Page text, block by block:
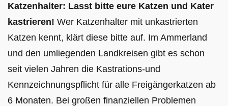
Katzenhalter: Lasst bitte eure Katzen und Kater
kastrieren! Wer Katzenhalter mit unkastrierten
Katzen kennt, klärt diese bitte auf. Im Ammerland
und den umliegenden Landkreisen gibt es schon
seit vielen Jahren die Kastrations-und
Kennzeichnungspflicht für alle Freigängerkatzen ab
6 Monaten. Bei großen finanziellen Problemen